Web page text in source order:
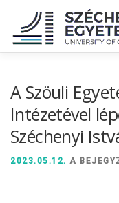
tartalomhoz
DIPLOMAÁTADÓ
A Szöuli
Intézetével
Széchenyi
2023.05.12. A